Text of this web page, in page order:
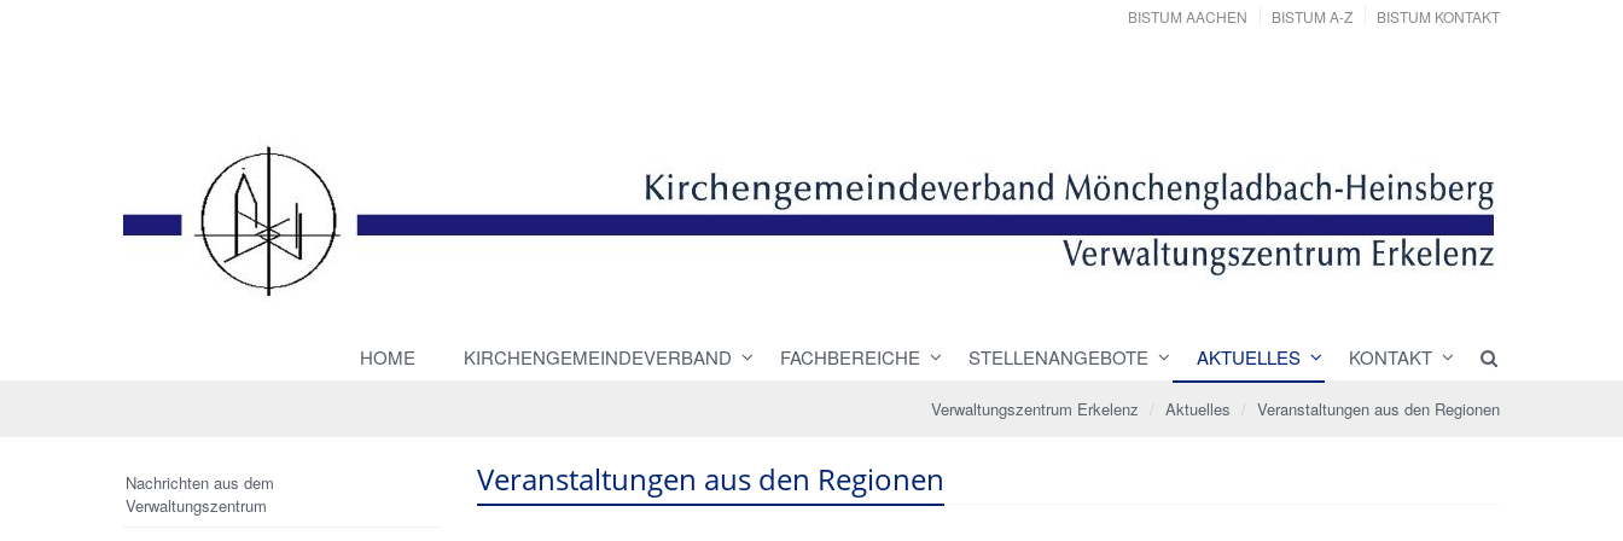
BISTUM AACHEN BISTUM A-Z BISTUM KONTAKT
HOME KIRCHENGEMEINDEVERBAND FACHBEREICHE STELLENANGEBOTE AKTUELLES KONTAKT
Verwaltungszentrum Erkelenz Aktuelles Veranstaltungen aus den Regionen
Veranstaltungen aus den Regionen
Nachrichten aus dem
Verwaltungszentrum